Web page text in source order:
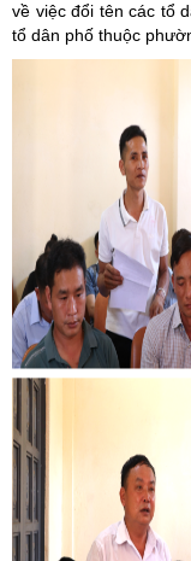
về việc đổi tên các tổ
tổ dân phố thuộc